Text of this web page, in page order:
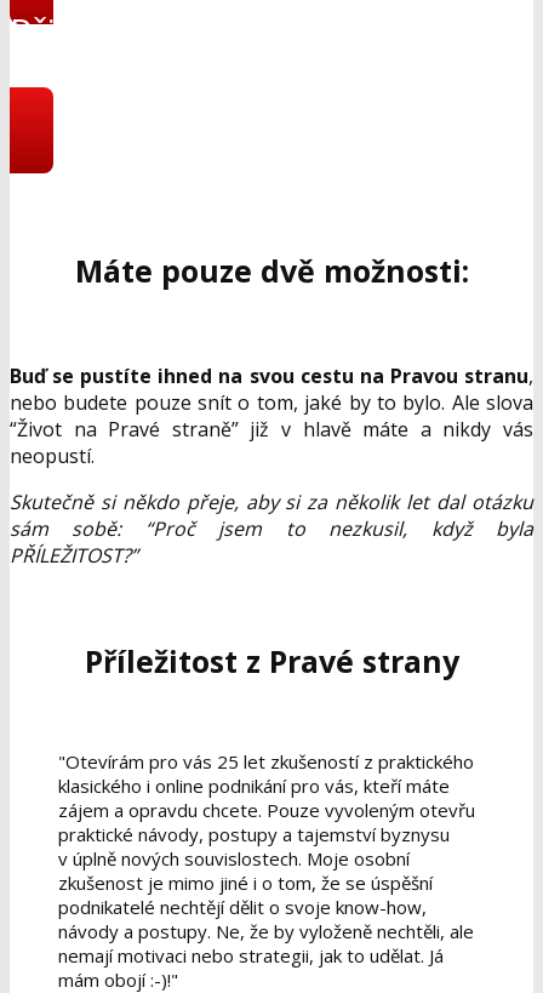
Přihlásit se do online
programu
Máte pouze dvě možnosti:
Buď se pustíte ihned na svou cestu na Pravou stranu,
nebo budete pouze snít o tom, jaké by to bylo. Ale slova
“Život na Pravé straně” již v hlavě máte a nikdy vás
neopustí.
Skutečně si někdo přeje, aby si za několik let dal otázku
sám sobě: “Proč jsem to nezkusil, když byla
PŘÍLEŽITOST?”
Příležitost z Pravé strany
"Otevírám pro vás 25 let zkušeností z praktického
klasického i online podnikání pro vás, kteří máte
zájem a opravdu chcete. Pouze vyvoleným otevřu
praktické návody, postupy a tajemství byznysu
v úplně nových souvislostech. Moje osobní
zkušenost je mimo jiné i o tom, že se úspěšní
podnikatelé nechtějí dělit o svoje know-how,
návody a postupy. Ne, že by vyloženě nechtěli, ale
nemají motivaci nebo strategii, jak to udělat. Já
mám obojí :-)!"